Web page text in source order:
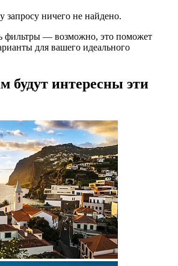
ничего не найдено.
фильтры — возможно, это поможет
для вашего идеального
будут интересны эти